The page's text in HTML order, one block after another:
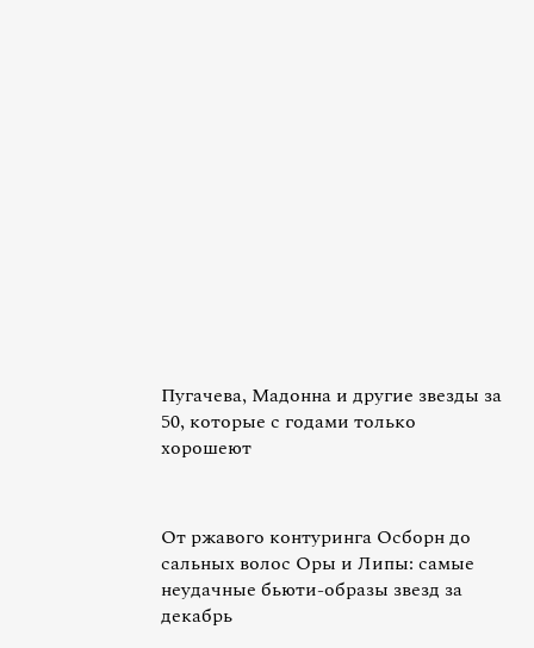
Пугачева, Мадонна и другие звезды за
50, которые с годами только
хорошеют
От ржавого контуринга Осборн до
сальных волос Оры и Липы: самые
неудачные бьюти-образы звезд за
декабрь